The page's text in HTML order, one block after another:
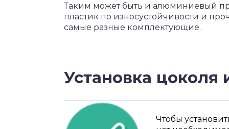
Таким может быть и алюминиевый
пластик по износустойчивости и
самые разные комплектующие.
Установка цоколя
Чтобы